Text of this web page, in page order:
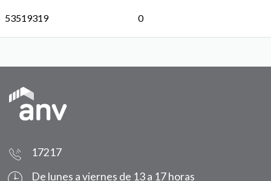
53519319 0
17217
De lunes a viernes de 13 a 17 horas